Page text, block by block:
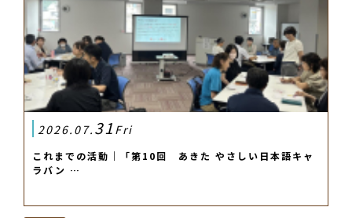
2026.07. 31 Fri
これまでの活動｜「第10回 あきた やさしい日本語キャ
ラバン …